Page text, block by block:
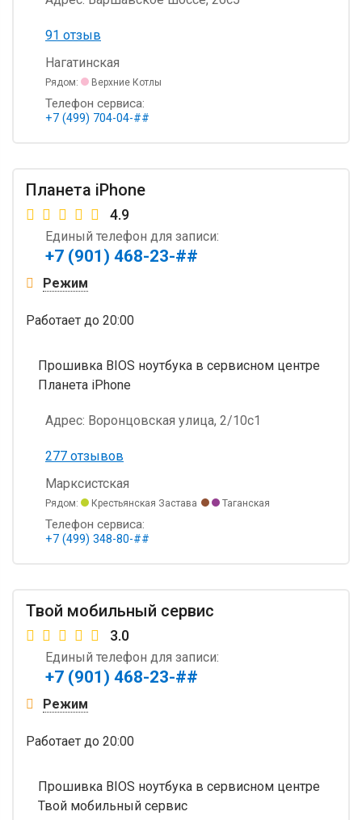
91 отзыв
Нагатинская
Рядом: Верхние Котлы
Телефон сервиса:
+7 (499) 704-04-##
Планета iPhone
4.9
Единый телефон для записи:
+7 (901) 468-23-##
Режим
Работает до 20:00
Прошивка BIOS ноутбука в сервисном центре
Планета iPhone
Адрес: Воронцовская улица, 2/10с1
277 отзывов
Марксистская
Рядом: Крестьянская Застава Таганская
Телефон сервиса:
+7 (499) 348-80-##
Твой мобильный сервис
3.0
Единый телефон для записи:
+7 (901) 468-23-##
Режим
Работает до 20:00
Прошивка BIOS ноутбука в сервисном центре
Твой мобильный сервис